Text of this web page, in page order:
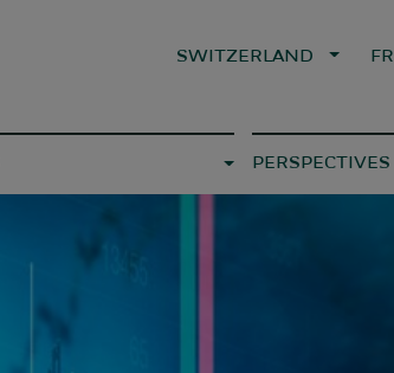
SWITZERLAND FR
PERSPECTIVES